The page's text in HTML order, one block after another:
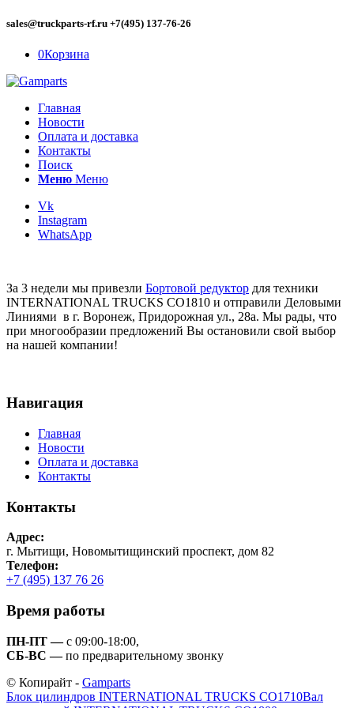
sales@truckparts-rf.ru +7(495) 137-76-26
0Корзина
Главная
Новости
Оплата и доставка
Контакты
Поиск
Меню Меню
Vk
Instagram
WhatsApp
За 3 недели мы привезли Бортовой редуктор для техники
INTERNATIONAL TRUCKS CO1810 и отправили Деловыми
Линиями в г. Воронеж, Придорожная ул., 28а. Мы рады, что
при многообразии предложений Вы остановили свой выбор
на нашей компании!
Навигация
Главная
Новости
Оплата и доставка
Контакты
Контакты
Адрес:
г. Мытищи, Новомытищинский проспект, дом 82
Телефон:
+7 (495) 137 76 26
Время работы
ПН-ПТ —с 09:00-18:00,
СБ-ВС —по предварительному звонку
© Копирайт - Gamparts
Блок цилиндров INTERNATIONAL TRUCKS CO1710Вал